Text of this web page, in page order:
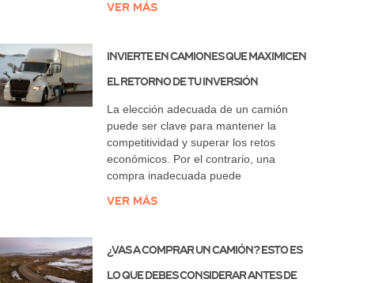
Ver más
Invierte en Camiones que Maximicen
el Retorno de tu Inversión
La elección adecuada de un camión
puede ser clave para mantener la
competitividad y superar los retos
económicos. Por el contrario, una
compra inadecuada puede
Ver más
¿Vas a comprar un camión? Esto es
lo que debes considerar antes de